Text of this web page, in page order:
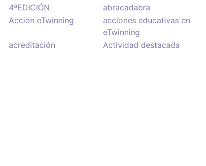
4ªEDICIÓN
abracadabra
Acción eTwinning
acciones educativas en
eTwinning
acreditación
Actividad destacada